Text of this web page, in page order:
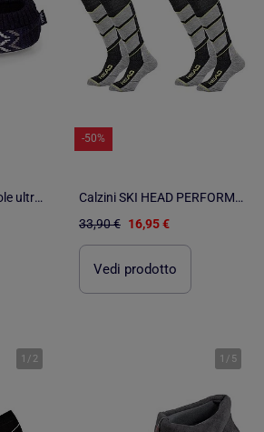
Calzini da camera suole ultraconfortevoli in pelle scamosciata con borchie uomo Isotoner
-50%
Calzini SKI HEAD PERFORMANCE - Confezione da 2
33,90 € 16,95 €
Vedi prodotto
1 / 2 1 / 5